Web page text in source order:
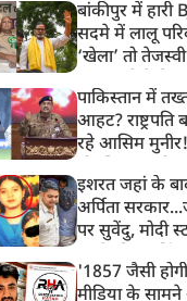
को पार्टनरशिप
मेष राशि वालों
पैसा वापस आ
आज आपका
सावन में
के दर्शन,
जुड़ा
शेयर
बांकीपुर में हारी
सदमे में लालू
‘खेला’ तो
पाकिस्तान में
आहट? राष्ट्रपति
रहे आसिम
बनाया मोहरा?
इशरत जहां के
अर्पिता
पर सुवेंदु, मोदी
बड़ा एक्शन!
'1857 जैसी
मीडिया के